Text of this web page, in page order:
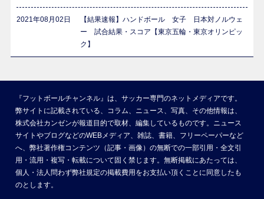
2021年08月02日
【結果速報】ハンドボール 女子 日本対ノルウェ
ー 試合結果・スコア【東京五輪・東京オリンピッ
ク】
『フットボールチャンネル』は、サッカー専門のネットメディアです。
弊サイトに記載されている、コラム、ニュース、写真、その他情報は、
株式会社カンゼンが報道目的で取材、編集しているものです。ニュース
サイトやブログなどのWEBメディア、雑誌、書籍、フリーペーパーなど
へ、弊社著作権コンテンツ（記事・画像）の無断での一部引用・全文引
用・流用・複写・転載について固く禁じます。無断掲載にあたっては、
個人・法人問わず弊社規定の掲載費用をお支払い頂くことに同意したも
のとします。